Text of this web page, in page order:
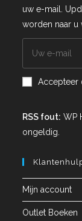
uw e-mail.
worden naar u
Accepteer
RSS fout: WP
ongeldig.
Mijn account
Outlet Boeken